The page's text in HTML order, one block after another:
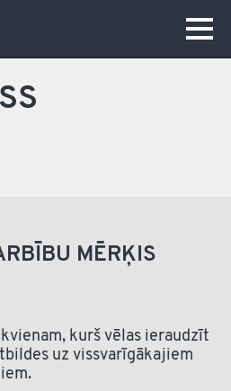
MĒRĶIS
kurš vēlas ieraudzīt
uz vissvarīgākajiem